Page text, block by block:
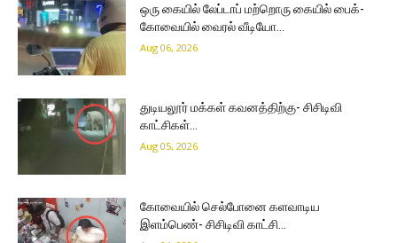
ஒரு கையில் லேப்டாப் மற்றொரு கையில் பைக்-
கோவையில் வைரல் வீடியோ…
Aug 06, 2026
துடியலூர் மக்கள் கவனத்திற்கு- சிசிடிவி
காட்சிகள்…
Aug 05, 2026
கோவையில் செல்போனை களவாடிய
இளம்பெண்- சிசிடிவி காட்சி…